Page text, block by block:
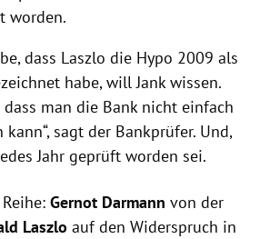
worden.
dass Laszlo die Hypo 2009 als
habe, willJankwissen.
dass man die Bank nicht einfach
sagt der Bankprüfer. Und,
Jahr geprüft worden sei.
Gernot Darmann von der
Laszlo auf den Widerspruch in